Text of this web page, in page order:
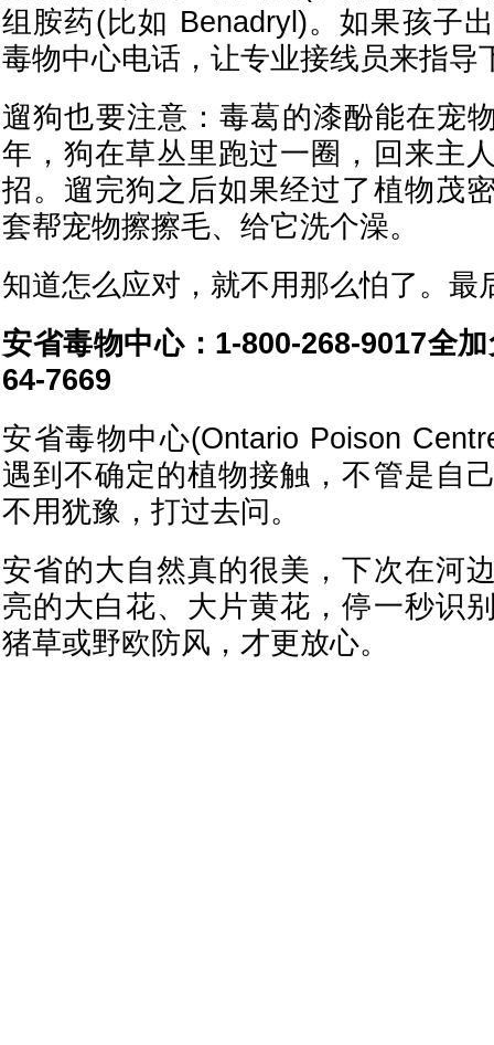
组胺药(比如 Benadryl)。如果孩子
毒物中心电话，让专业接线员来指导
遛狗也要注意：毒葛的漆酚能在宠
年，狗在草丛里跑过一圈，回来主
招。遛完狗之后如果经过了植物茂
套帮宠物擦擦毛、给它洗个澡。
知道怎么应对，就不用那么怕了。最
安省毒物中心：1-800-268-9017全
64-7669
安省毒物中心(Ontario Poison
遇到不确定的植物接触，不管是自
不用犹豫，打过去问。
安省的大自然真的很美，下次在河
亮的大白花、大片黄花，停一秒识
猪草或野欧防风，才更放心。